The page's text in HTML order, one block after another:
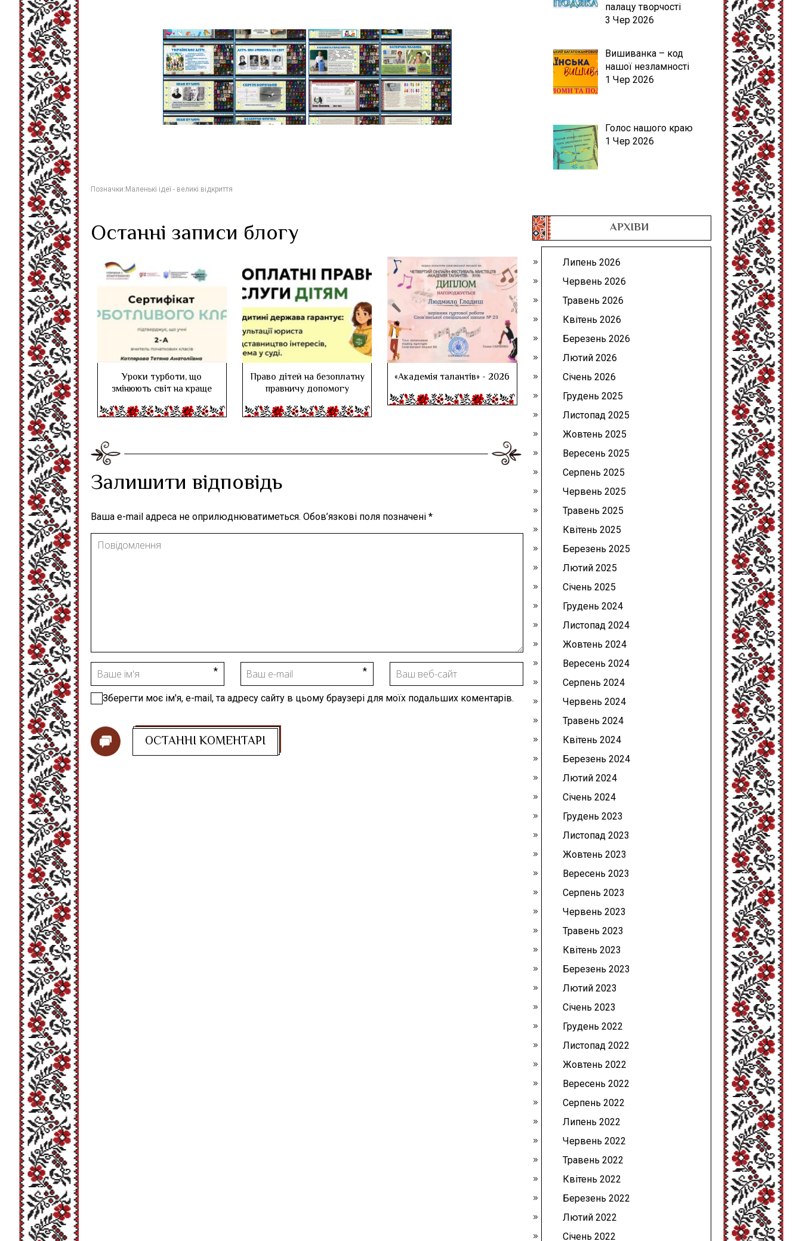
Позначки: Маленькі ідеї - великі відкриття
Останні записи блогу
Уроки турботи, що
змінюють світ на краще
Право дітей на безоплатну
правничу допомогу
«Академія талантів» - 2026
Залишити відповідь
Ваша e-mail адреса не оприлюднюватиметься. Обов’язкові поля позначені *
Зберегти моє ім'я, e-mail, та адресу сайту в цьому браузері для моїх подальших коментарів.
палацу творчості
3 Чер 2026
Вишиванка – код
нашої незламності
1 Чер 2026
Голос нашого краю
1 Чер 2026
АРХІВИ
Липень 2026
Червень 2026
Травень 2026
Квітень 2026
Березень 2026
Лютий 2026
Січень 2026
Грудень 2025
Листопад 2025
Жовтень 2025
Вересень 2025
Серпень 2025
Червень 2025
Травень 2025
Квітень 2025
Березень 2025
Лютий 2025
Січень 2025
Грудень 2024
Листопад 2024
Жовтень 2024
Вересень 2024
Серпень 2024
Червень 2024
Травень 2024
Квітень 2024
Березень 2024
Лютий 2024
Січень 2024
Грудень 2023
Листопад 2023
Жовтень 2023
Вересень 2023
Серпень 2023
Червень 2023
Травень 2023
Квітень 2023
Березень 2023
Лютий 2023
Січень 2023
Грудень 2022
Листопад 2022
Жовтень 2022
Вересень 2022
Серпень 2022
Липень 2022
Червень 2022
Травень 2022
Квітень 2022
Березень 2022
Лютий 2022
Січень 2022